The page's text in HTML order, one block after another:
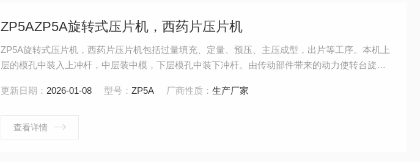
ZP5AZP5A旋转式压片机，西药片压片机
ZP5A旋转式压片机，西药片压片机包括过量填充、定量、预压、主压成型，出片等工序。本机上
层的模孔中装入上冲杆，中层装中模，下层模孔中装下冲杆。由传动部件带来的动力使转台旋
机可连续加料、连续出片。
更新日期： 2026-01-08 型号：ZP5A 厂商性质：生产厂家
查看详情